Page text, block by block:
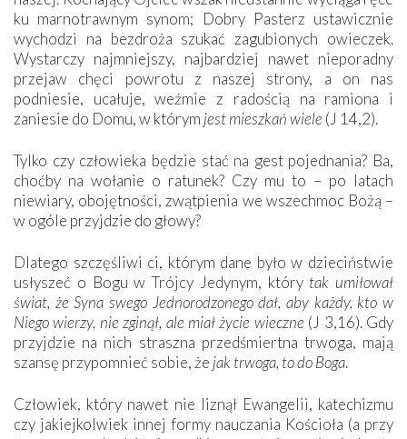
ku marnotrawnym synom; Dobry Pasterz ustawicznie
wychodzi na bezdroża szukać zagubionych owieczek.
Wystarczy najmniejszy, najbardziej nawet nieporadny
przejaw chęci powrotu z naszej strony, a on nas
podniesie, ucałuje, weźmie z radością na ramiona i
zaniesie do Domu, w którym jest mieszkań wiele (J 14,2).
Tylko czy człowieka będzie stać na gest pojednania? Ba,
choćby na wołanie o ratunek? Czy mu to – po latach
niewiary, obojętności, zwątpienia we wszechmoc Bożą –
w ogóle przyjdzie do głowy?
Dlatego szczęśliwi ci, którym dane było w dzieciństwie
usłyszeć o Bogu w Trójcy Jedynym, który tak umiłował
świat, że Syna swego Jednorodzonego dał, aby każdy, kto w
Niego wierzy, nie zginął, ale miał życie wieczne (J 3,16). Gdy
przyjdzie na nich straszna przedśmiertna trwoga, mają
szansę przypomnieć sobie, że jak trwoga, to do Boga.
Człowiek, który nawet nie liznął Ewangelii, katechizmu
czy jakiejkolwiek innej formy nauczania Kościoła (a przy